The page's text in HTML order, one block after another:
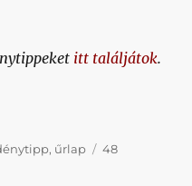
itt találjátok.
a Kispestet? (tél)”
, űrlap
48